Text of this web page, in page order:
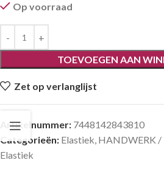
Op voorraad
TOEVOEGEN AAN
Zet op verlanglijst
Artikelnummer: 7448142843810
Categorieën: Elastiek, HANDWERK /
Elastiek